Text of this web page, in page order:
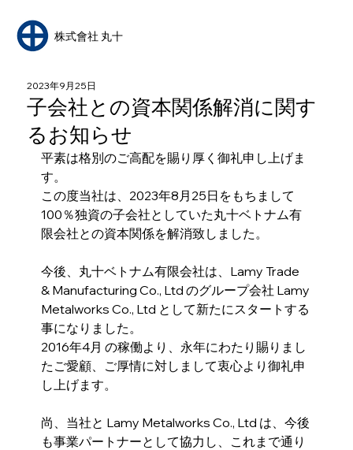
​株式會社 丸十
子会社との資本関係解消に関す
るお知らせ
2023年9月25日
平素は格別のご高配を賜り厚く御礼申し上げま
す。
この度当社は、2023年8月25日をもちまして
100％独資の子会社としていた丸十ベトナム有
限会社との資本関係を解消致しました。
今後、丸十ベトナム有限会社は、Lamy Trade
& Manufacturing Co., Ltd のグループ会社 Lamy
Metalworks Co., Ltd として新たにスタートする
事になりました。
2016年4月 の稼働より、永年にわたり賜りまし
たご愛顧、ご厚情に対しまして衷心より御礼申
し上げます。
尚、当社と Lamy Metalworks Co., Ltd は、今後
も事業パートナーとして協力し、これまで通り